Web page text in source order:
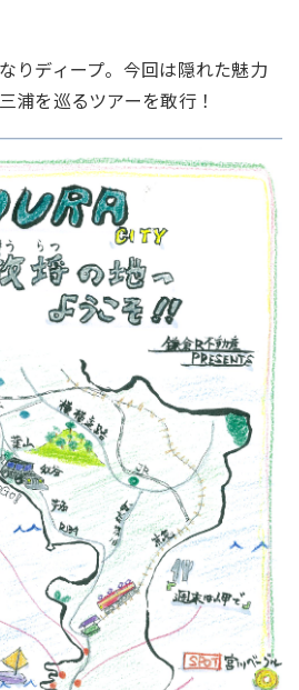
りディープ。今回は隠れた魅力
浦を巡るツアーを敢行！